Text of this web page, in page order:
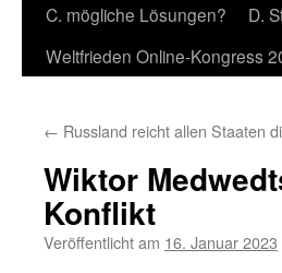
C. mögliche Lösungen?
D.
Weltfrieden Online-Kongress
← Russland reicht allen Staaten
Wiktor
Konflikt
Veröffentlicht am 16. Januar 2023